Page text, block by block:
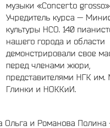
музыки «Concerto
Учредитель курса —
культуры НСО. 140
нашего города и области
демонстрировали свое
перед членами жюри,
представителями НГК им.
Глинки и НОККиИ.
Ольга и Романова Полина